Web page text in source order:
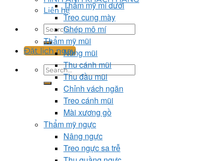
Liên hệ
Đặt lịch ngay
Thẩm mỹ mí dưới
Treo cung mày
Ghép mô mí
Thẩm mỹ mũi
Nâng mũi
Thu cánh mũi
Thu đầu mũi
Chỉnh vách ngăn
Treo cánh mũi
Mài xương gồ
Thẩm mỹ ngực
Nâng ngực
Treo ngực sa trễ